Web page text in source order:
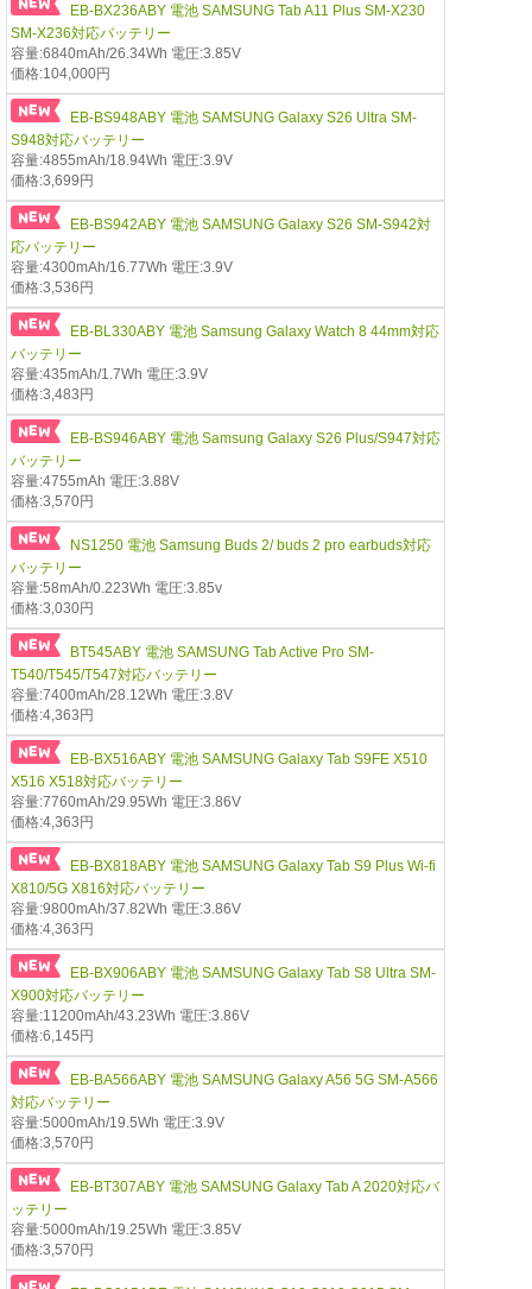
EB-BX236ABY 電池 SAMSUNG Tab A11 Plus SM-X230
SM-X236対応バッテリー
容量:6840mAh/26.34Wh 電圧:3.85V
価格:104,000円
EB-BS948ABY 電池 SAMSUNG Galaxy S26 Ultra SM-
S948対応バッテリー
容量:4855mAh/18.94Wh 電圧:3.9V
価格:3,699円
EB-BS942ABY 電池 SAMSUNG Galaxy S26 SM-S942対
応バッテリー
容量:4300mAh/16.77Wh 電圧:3.9V
価格:3,536円
EB-BL330ABY 電池 Samsung Galaxy Watch 8 44mm対応
バッテリー
容量:435mAh/1.7Wh 電圧:3.9V
価格:3,483円
EB-BS946ABY 電池 Samsung Galaxy S26 Plus/S947対応
バッテリー
容量:4755mAh 電圧:3.88V
価格:3,570円
NS1250 電池 Samsung Buds 2/ buds 2 pro earbuds対応
バッテリー
容量:58mAh/0.223Wh 電圧:3.85v
価格:3,030円
BT545ABY 電池 SAMSUNG Tab Active Pro SM-
T540/T545/T547対応バッテリー
容量:7400mAh/28.12Wh 電圧:3.8V
価格:4,363円
EB-BX516ABY 電池 SAMSUNG Galaxy Tab S9FE X510
X516 X518対応バッテリー
容量:7760mAh/29.95Wh 電圧:3.86V
価格:4,363円
EB-BX818ABY 電池 SAMSUNG Galaxy Tab S9 Plus Wi-fi
X810/5G X816対応バッテリー
容量:9800mAh/37.82Wh 電圧:3.86V
価格:4,363円
EB-BX906ABY 電池 SAMSUNG Galaxy Tab S8 Ultra SM-
X900対応バッテリー
容量:11200mAh/43.23Wh 電圧:3.86V
価格:6,145円
EB-BA566ABY 電池 SAMSUNG Galaxy A56 5G SM-A566
対応バッテリー
容量:5000mAh/19.5Wh 電圧:3.9V
価格:3,570円
EB-BT307ABY 電池 SAMSUNG Galaxy Tab A 2020対応バ
ッテリー
容量:5000mAh/19.25Wh 電圧:3.85V
価格:3,570円